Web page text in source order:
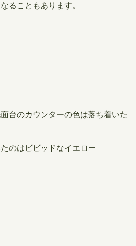
ることもあります。
台のカウンターの色は落ち着いた
のはビビッドなイエロー